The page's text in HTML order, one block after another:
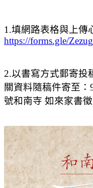
1.填網路表格與上傳
https://forms.gle/
2.以書寫方式郵寄投
關資料隨稿件寄至：
號和南寺 如來家書